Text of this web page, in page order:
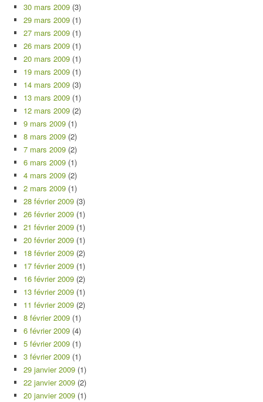
30 mars 2009 (3)
29 mars 2009 (1)
27 mars 2009 (1)
26 mars 2009 (1)
20 mars 2009 (1)
19 mars 2009 (1)
14 mars 2009 (3)
13 mars 2009 (1)
12 mars 2009 (2)
9 mars 2009 (1)
8 mars 2009 (2)
7 mars 2009 (2)
6 mars 2009 (1)
4 mars 2009 (2)
2 mars 2009 (1)
28 février 2009 (3)
26 février 2009 (1)
21 février 2009 (1)
20 février 2009 (1)
18 février 2009 (2)
17 février 2009 (1)
16 février 2009 (2)
13 février 2009 (1)
11 février 2009 (2)
8 février 2009 (1)
6 février 2009 (4)
5 février 2009 (1)
3 février 2009 (1)
29 janvier 2009 (1)
22 janvier 2009 (2)
20 janvier 2009 (1)